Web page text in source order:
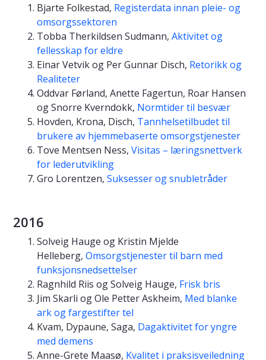
Bjarte Folkestad, Registerdata innan pleie- og
omsorgssektoren
Tobba Therkildsen Sudmann, Aktivitet og
fellesskap for eldre
Einar Vetvik og Per Gunnar Disch, Retorikk og
Realiteter
Oddvar Førland, Anette Fagertun, Roar Hansen
og Snorre Kverndokk, Normtider til besvær
Hovden, Krona, Disch, Tannhelsetilbudet til
brukere av hjemmebaserte omsorgstjenester
Tove Mentsen Ness, Visitas – læringsnettverk
for lederutvikling
Gro Lorentzen, Suksesser og snubletråder
2016
Solveig Hauge og Kristin Mjelde
Helleberg, Omsorgstjenester til barn med
funksjonsnedsettelser
Ragnhild Riis og Solveig Hauge, Frisk bris
Jim Skarli og Ole Petter Askheim, Med blanke
ark og fargestifter tel
Kvam, Dypaune, Saga, Dagaktivitet for yngre
med demens
Anne-Grete Maasø, Kvalitet i praksisveiledning